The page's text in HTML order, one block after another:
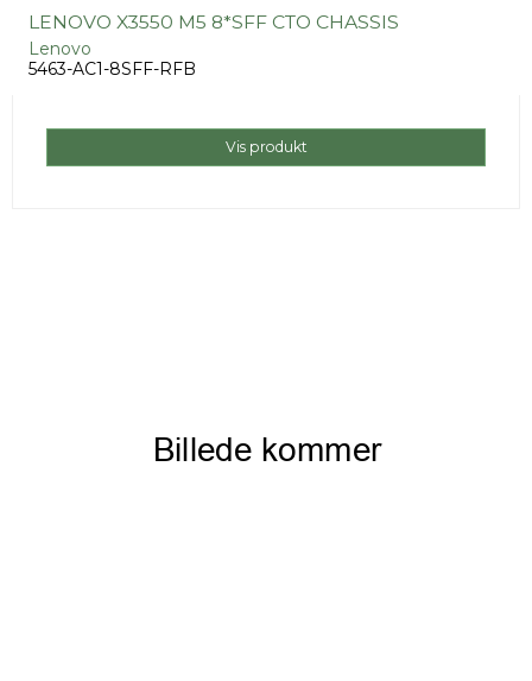
LENOVO X3550 M5 8*SFF CTO CHASSIS
Lenovo
5463-AC1-8SFF-RFB
Vis produkt